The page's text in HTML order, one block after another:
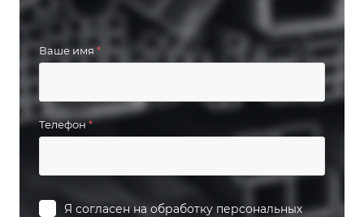
Ваше имя *
Телефон*
Я согласен на обработку персональных